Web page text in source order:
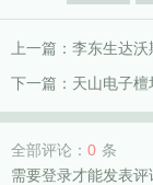
上一篇： 李东生达沃
下一篇： 天山电子
全部评论： 0 条
需要登录才能发表评